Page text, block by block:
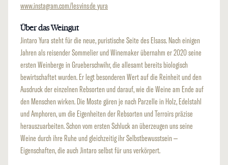
www.instagram.com/les_vins_de_yura
Über das Weingut
Jintaro Yura steht für die neue, puristische Seite des Elsass. Nach einigen
Jahren als reisender Sommelier und Winemaker übernahm er 2020 seine
ersten Weinberge in Grueberschwihr, die allesamt bereits biologisch
bewirtschaftet wurden. Er legt besonderen Wert auf die Reinheit und den
Ausdruck der einzelnen Rebsorten und darauf, wie die Weine am Ende auf
den Menschen wirken. Die Moste gären je nach Parzelle in Holz, Edelstahl
und Amphoren, um die Eigenheiten der Rebsorten und Terroirs präzise
herauszuarbeiten. Schon vom ersten Schluck an überzeugen uns seine
Weine durch ihre Ruhe und gleichzeitig ihr Selbstbewusstsein –
Eigenschaften, die auch Jintaro selbst für uns verkörpert.